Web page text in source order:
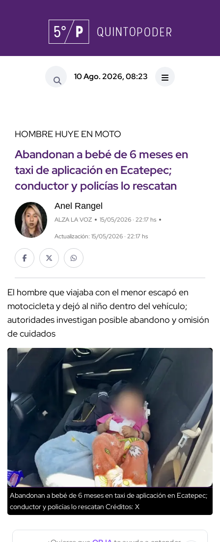
10 Ago. 2026, 08:23
HOMBRE HUYE EN MOTO
Abandonan a bebé de 6 meses en
taxi de aplicación en Ecatepec;
conductor y policías lo rescatan
Anel Rangel
ALZA LA VOZ 15/05/2026 · 22:17 hs
Actualización: 15/05/2026 · 22:17 hs
El hombre que viajaba con el menor escapó en
motocicleta y dejó al niño dentro del vehículo;
autoridades investigan posible abandono y omisión
de cuidados
Abandonan a bebé de 6 meses en taxi de aplicación en Ecatepec;
conductor y policías lo rescatan Créditos: X